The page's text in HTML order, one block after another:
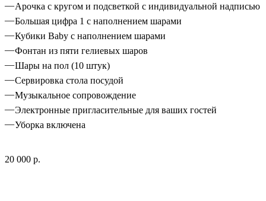
Арочка с кругом и подсветкой с индивидуальной надписью
Большая цифра 1 с наполнением шарами
Кубики Baby с наполнением шарами
Фонтан из пяти гелиевых шаров
Шары на пол (10 штук)
Сервировка стола посудой
Музыкальное сопровождение
Электронные пригласительные для ваших гостей
Уборка включена
20 000 р.